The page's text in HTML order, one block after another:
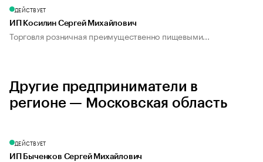
ДЕЙСТВУЕТ
ИП Косилин Сергей Михайлович
Торговля розничная преимущественно пищевыми...
Другие предприниматели в
регионе — Московская область
ДЕЙСТВУЕТ
ИП Быченков Сергей Михайлович